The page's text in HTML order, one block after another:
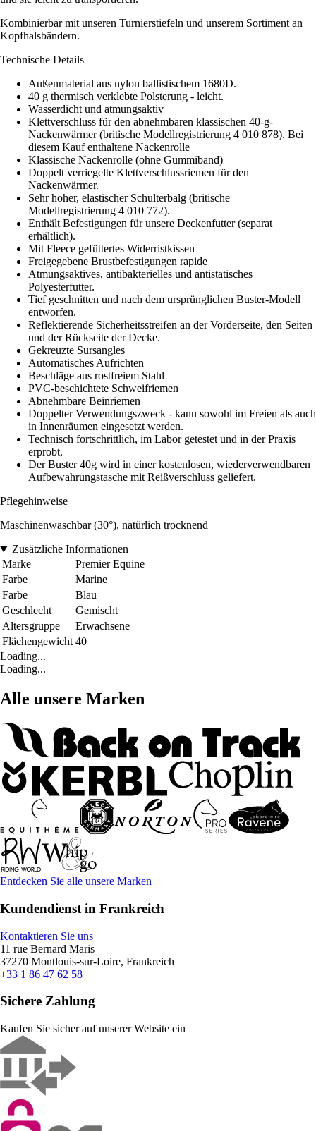
Kombinierbar mit unseren Turnierstiefeln und unserem Sortiment an
Kopfhalsbändern.
Technische Details
Außenmaterial aus nylon ballistischem 1680D.
40 g thermisch verklebte Polsterung - leicht.
Wasserdicht und atmungsaktiv
Klettverschluss für den abnehmbaren klassischen 40-g-
Nackenwärmer (britische Modellregistrierung 4 010 878). Bei
diesem Kauf enthaltene Nackenrolle
Klassische Nackenrolle (ohne Gummiband)
Doppelt verriegelte Klettverschlussriemen für den
Nackenwärmer.
Sehr hoher, elastischer Schulterbalg (britische
Modellregistrierung 4 010 772).
Enthält Befestigungen für unsere Deckenfutter (separat
erhältlich).
Mit Fleece gefüttertes Widerristkissen
Freigegebene Brustbefestigungen rapide
Atmungsaktives, antibakterielles und antistatisches
Polyesterfutter.
Tief geschnitten und nach dem ursprünglichen Buster-Modell
entworfen.
Reflektierende Sicherheitsstreifen an der Vorderseite, den Seiten
und der Rückseite der Decke.
Gekreuzte Sursangles
Automatisches Aufrichten
Beschläge aus rostfreiem Stahl
PVC-beschichtete Schweifriemen
Abnehmbare Beinriemen
Doppelter Verwendungszweck - kann sowohl im Freien als auch
in Innenräumen eingesetzt werden.
Technisch fortschrittlich, im Labor getestet und in der Praxis
erprobt.
Der Buster 40g wird in einer kostenlosen, wiederverwendbaren
Aufbewahrungstasche mit Reißverschluss geliefert.
Pflegehinweise
Maschinenwaschbar (30°), natürlich trocknend
Zusätzliche Informationen
Marke
Premier Equine
Farbe
Marine
Farbe
Blau
Geschlecht
Gemischt
Altersgruppe
Erwachsene
Flächengewicht 40
Loading...
Loading...
Alle unsere Marken
Entdecken Sie alle unsere Marken
Kundendienst in Frankreich
Kontaktieren Sie uns
11 rue Bernard Maris
37270 Montlouis-sur-Loire, Frankreich
+33 1 86 47 62 58
Sichere Zahlung
Kaufen Sie sicher auf unserer Website ein